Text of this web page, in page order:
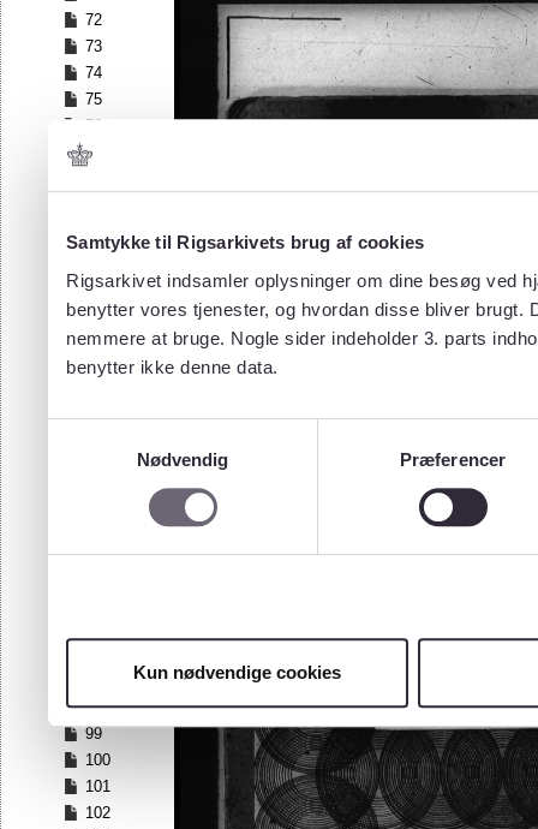
Samtykke til Rigsarkivets brug af cookies
Rigsarkivet indsamler oplysninger om dine besøg ved
benytter vores tjenester, og hvordan disse bliver
nemmere at bruge. Nogle sider indeholder 3. parts
benytter ikke denne data.
Nødvendig
Præferencer
Kun nødvendige cookies
72
73
74
75
76
77
82
83
84
85
87
98
99
100
101
102